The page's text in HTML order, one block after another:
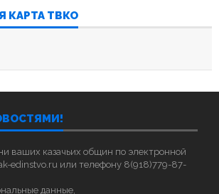
КАРТА ТВКО
ваших казачьих общин по электронной
edinstvo.ru или телефону 8(918)779-87-
данные,